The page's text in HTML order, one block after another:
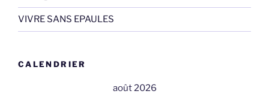
VIVRE SANS EPAULES
CALENDRIER
août 2026